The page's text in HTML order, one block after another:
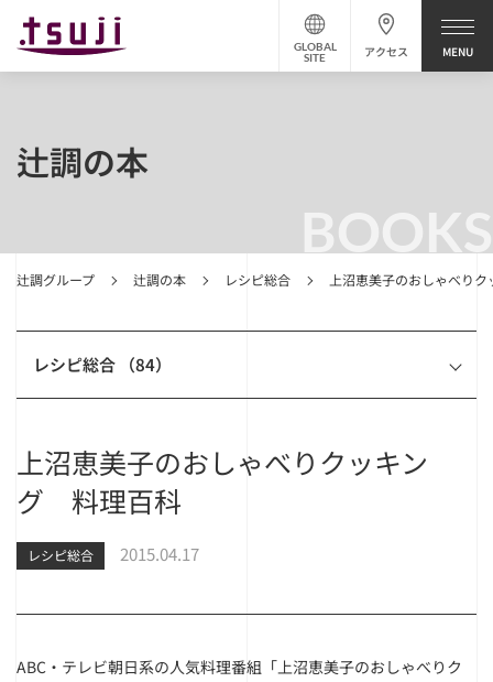
アクセス
GLOBAL
SITE
BOOKS
辻調グループ 辻調の本 レシピ総合 上沼恵美子のおしゃべり
辻調の本
レシピ総合 （84）
上沼恵美子のおしゃべりクッキン
グ 料理百科
レシピ総合 2015.04.17
ABC・テレビ朝日系の人気料理番組「上沼恵美子のおしゃべりク